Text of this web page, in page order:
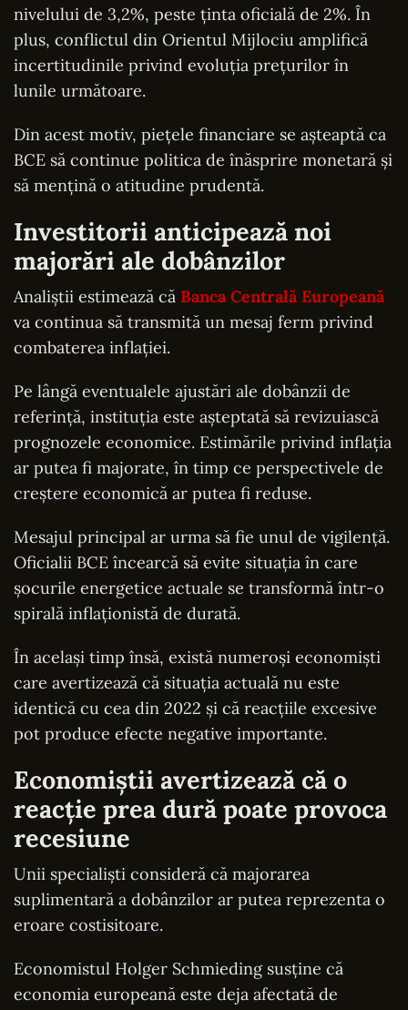
nivelului de 3,2%, peste ținta oficială de 2%. În
plus, conflictul din Orientul Mijlociu amplifică
incertitudinile privind evoluția prețurilor în
lunile următoare.
Din acest motiv, piețele financiare se așteaptă ca
BCE să continue politica de înăsprire monetară și
să mențină o atitudine prudentă.
Investitorii anticipează noi
majorări ale dobânzilor
Analiștii estimează că Banca Centrală Europeană
va continua să transmită un mesaj ferm privind
combaterea inflației.
Pe lângă eventualele ajustări ale dobânzii de
referință, instituția este așteptată să revizuiască
prognozele economice. Estimările privind inflația
ar putea fi majorate, în timp ce perspectivele de
creștere economică ar putea fi reduse.
Mesajul principal ar urma să fie unul de vigilență.
Oficialii BCE încearcă să evite situația în care
șocurile energetice actuale se transformă într-o
spirală inflaționistă de durată.
În același timp însă, există numeroși economiști
care avertizează că situația actuală nu este
identică cu cea din 2022 și că reacțiile excesive
pot produce efecte negative importante.
Economiștii avertizează că o
reacție prea dură poate provoca
recesiune
Unii specialiști consideră că majorarea
suplimentară a dobânzilor ar putea reprezenta o
eroare costisitoare.
Economistul Holger Schmieding susține că
economia europeană este deja afectată de